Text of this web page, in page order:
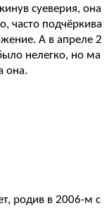
суеверия, она
часто подчёркива
А в апреле 2
нелегко, но ма
она.
родив в 2006-м с